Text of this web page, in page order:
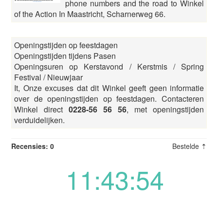
phone numbers and the road to Winkel
of the Action In Maastricht, Scharnerweg 66.
Openingstijden op feestdagen
Openingstijden tijdens Pasen
Openingsuren op Kerstavond / Kerstmis / Spring
Festival / Nieuwjaar
It, Onze excuses dat dit Winkel geeft geen informatie
over de openingstijden op feestdagen. Contacteren
Winkel direct 0228-56 56 56, met openingstijden
verduidelijken.
Recensies: 0 Bestelde ⇡
11:43:54